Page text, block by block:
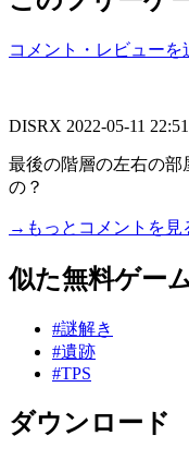
コメント・レビューを
DISRX 2022-05-11
最後の階層の左右の部
の？
→もっとコメントを見
似た無料ゲー
#謎解き
#遺跡
#TPS
ダウンロード